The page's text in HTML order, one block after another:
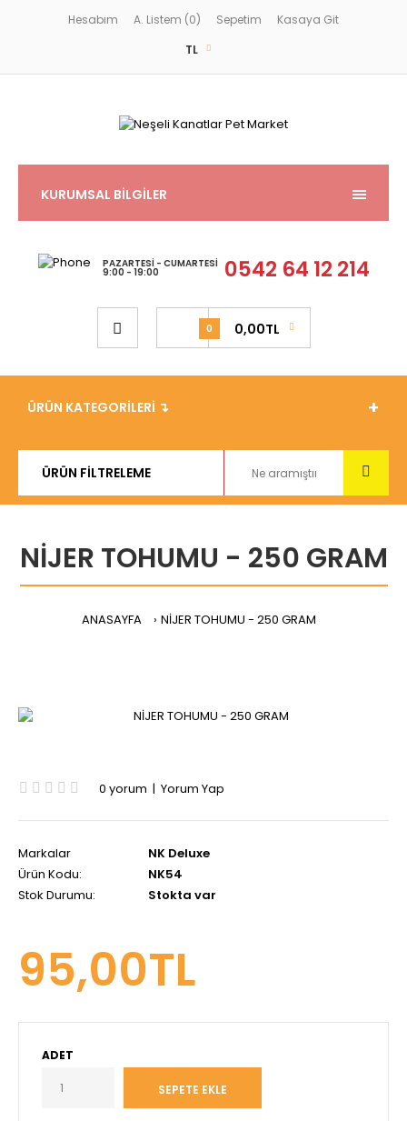
Hesabım A. Listem (0) Sepetim
Kasaya Git
TL
KURUMSAL BİLGİLER
PAZARTESI - CUMARTESI
9:00 - 19:00 0542 64 12 214
0 0,00TL
ÜRÜN KATEGORİLERİ ↴
NİJER TOHUMU - 250 GRAM
ANASAYFA NİJER TOHUMU - 250 GRAM
0 yorum | Yorum Yap
Markalar
NK Deluxe
Ürün Kodu:
NK54
Stok Durumu:
Stokta var
95,00TL
ADET